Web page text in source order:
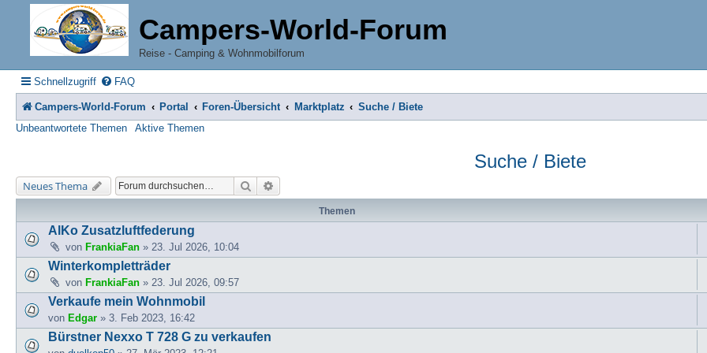
Campers-World-Forum
Reise - Camping & Wohnmobilforum
Schnellzugriff FAQ
Campers-World-Forum Portal Foren-Übersicht Marktplatz
Suche / Biete
Unbeantwortete Themen
Aktive Themen
Suche / Biete
Neues Thema Suche
Themen
AlKo Zusatzluftfederung
von FrankiaFan » 23. Jul 2026, 10:04
Winterkompletträder
von FrankiaFan » 23. Jul 2026, 09:57
Verkaufe mein Wohnmobil
von Edgar » 3. Feb 2023, 16:42
Bürstner Nexxo T 728 G zu verkaufen